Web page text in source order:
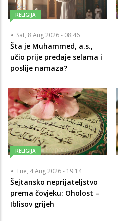
RELIGIJA
Sat, 8 Aug 2026 - 08:46
Šta je Muhammed, a.s.,
učio prije predaje selama i
poslije namaza?
RELIGIJA
Tue, 4 Aug 2026 - 19:14
Šejtansko neprijateljstvo
prema čovjeku: Oholost –
Iblisov grijeh